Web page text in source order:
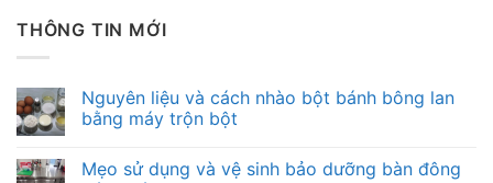
THÔNG TIN MỚI
Nguyên liệu và cách nhào bột bánh bông lan
bằng máy trộn bột
Mẹo sử dụng và vệ sinh bảo dưỡng bàn đông